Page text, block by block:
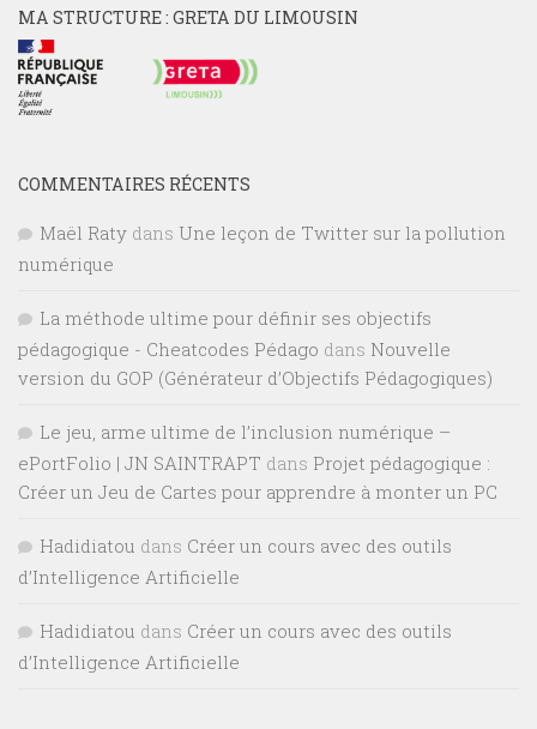
MA STRUCTURE : GRETA DU LIMOUSIN
COMMENTAIRES RÉCENTS
Maël Raty dans Une leçon de Twitter sur la pollution
numérique
La méthode ultime pour définir ses objectifs
pédagogique - Cheatcodes Pédago dans Nouvelle
version du GOP (Générateur d’Objectifs Pédagogiques)
Le jeu, arme ultime de l’inclusion numérique –
ePortFolio | JN SAINTRAPT dans Projet pédagogique :
Créer un Jeu de Cartes pour apprendre à monter un PC
Hadidiatou dans Créer un cours avec des outils
d’Intelligence Artificielle
Hadidiatou dans Créer un cours avec des outils
d’Intelligence Artificielle